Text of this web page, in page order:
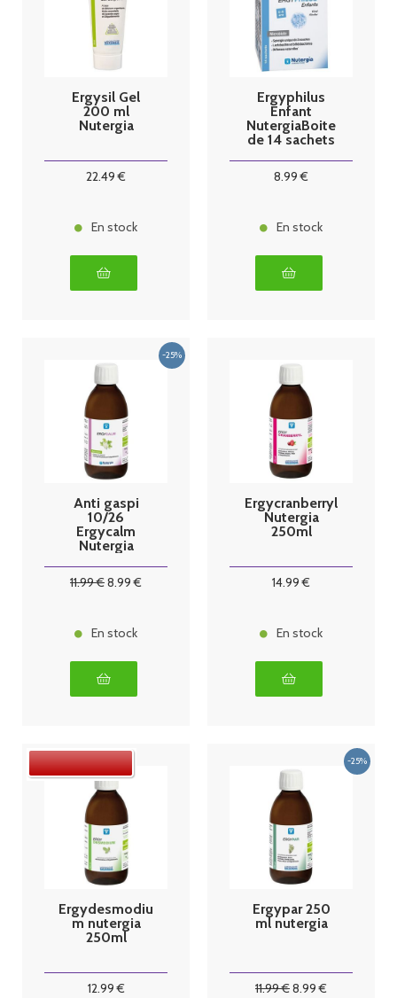
Ergysil Gel
200 ml
Nutergia
22.49 €
En stock
Ergyphilus
Enfant
NutergiaBoite
de 14 sachets
8.99 €
En stock
Anti gaspi
10/26
Ergycalm
Nutergia
11.99€8.99 €
En stock
Ergycranberryl
Nutergia
250ml
14.99 €
En stock
Ergydesmodiu
m nutergia
250ml
12.99€
Ergypar 250
ml nutergia
11.99€8.99 €